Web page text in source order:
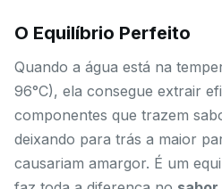
O Equilíbrio Perfeito
Quando a água está na
96°C), ela consegue extrair
componentes que trazem
deixando para trás a maior
causariam amargor. É um